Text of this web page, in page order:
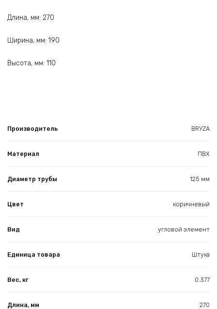
Длина, мм: 270
Ширина, мм: 190
Высота, мм: 110
Производитель BRYZA
Материал ПВХ
Диаметр трубы 125 мм
Цвет коричневый
Вид угловой элемент
Единица товара Штука
Вес, кг 0.377
Длина, мм 270